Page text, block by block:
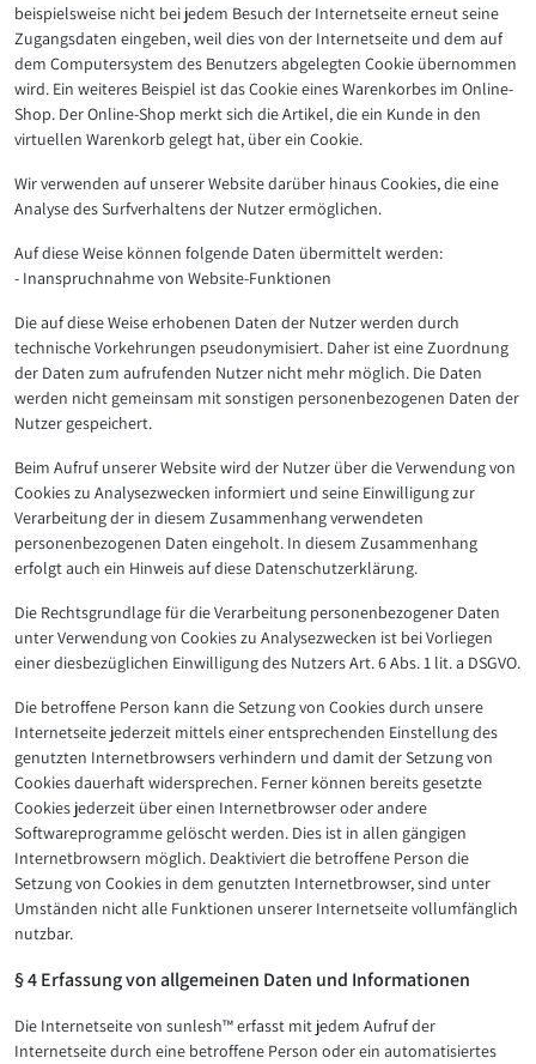
beispielsweise nicht bei jedem Besuch der Internetseite erneut seine
Zugangsdaten eingeben, weil dies von der Internetseite und dem auf
dem Computersystem des Benutzers abgelegten Cookie übernommen
wird. Ein weiteres Beispiel ist das Cookie eines Warenkorbes im Online-
Shop. Der Online-Shop merkt sich die Artikel, die ein Kunde in den
virtuellen Warenkorb gelegt hat, über ein Cookie.
Wir verwenden auf unserer Website darüber hinaus Cookies, die eine
Analyse des Surfverhaltens der Nutzer ermöglichen.
Auf diese Weise können folgende Daten übermittelt werden:
- Inanspruchnahme von Website-Funktionen
Die auf diese Weise erhobenen Daten der Nutzer werden durch
technische Vorkehrungen pseudonymisiert. Daher ist eine Zuordnung
der Daten zum aufrufenden Nutzer nicht mehr möglich. Die Daten
werden nicht gemeinsam mit sonstigen personenbezogenen Daten der
Nutzer gespeichert.
Beim Aufruf unserer Website wird der Nutzer über die Verwendung von
Cookies zu Analysezwecken informiert und seine Einwilligung zur
Verarbeitung der in diesem Zusammenhang verwendeten
personenbezogenen Daten eingeholt. In diesem Zusammenhang
erfolgt auch ein Hinweis auf diese Datenschutzerklärung.
Die Rechtsgrundlage für die Verarbeitung personenbezogener Daten
unter Verwendung von Cookies zu Analysezwecken ist bei Vorliegen
einer diesbezüglichen Einwilligung des Nutzers Art. 6 Abs. 1 lit. a DSGVO.
Die betroffene Person kann die Setzung von Cookies durch unsere
Internetseite jederzeit mittels einer entsprechenden Einstellung des
genutzten Internetbrowsers verhindern und damit der Setzung von
Cookies dauerhaft widersprechen. Ferner können bereits gesetzte
Cookies jederzeit über einen Internetbrowser oder andere
Softwareprogramme gelöscht werden. Dies ist in allen gängigen
Internetbrowsern möglich. Deaktiviert die betroffene Person die
Setzung von Cookies in dem genutzten Internetbrowser, sind unter
Umständen nicht alle Funktionen unserer Internetseite vollumfänglich
nutzbar.
§ 4 Erfassung von allgemeinen Daten und Informationen
Die Internetseite von sunlesh™ erfasst mit jedem Aufruf der
Internetseite durch eine betroffene Person oder ein automatisiertes